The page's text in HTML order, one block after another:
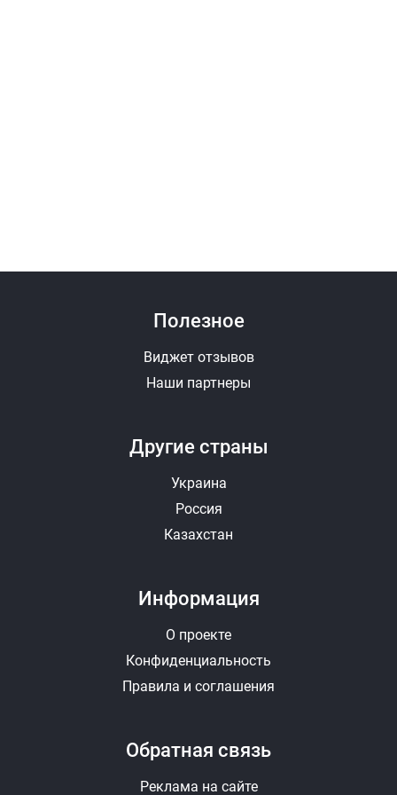
Другие страны
Украина
Россия
Казахстан
Полезное
Виджет отзывов
Наши партнеры
Информация
О проекте
Конфиденциальность
Правила и соглашения
Обратная связь
Реклама на сайте